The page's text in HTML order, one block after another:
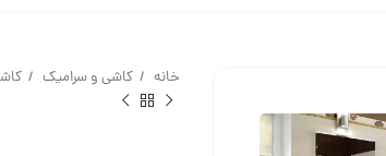
خانه کاشی و سرامیک